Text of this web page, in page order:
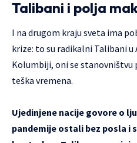
Talibani i polja
I na drugom kraju sveta ima
krize: to su radikalni Talibani u
Kolumbiji, oni se stanovništvu
teška vremena.
Ujedinjene nacije govore o
pandemije ostali bez posla i